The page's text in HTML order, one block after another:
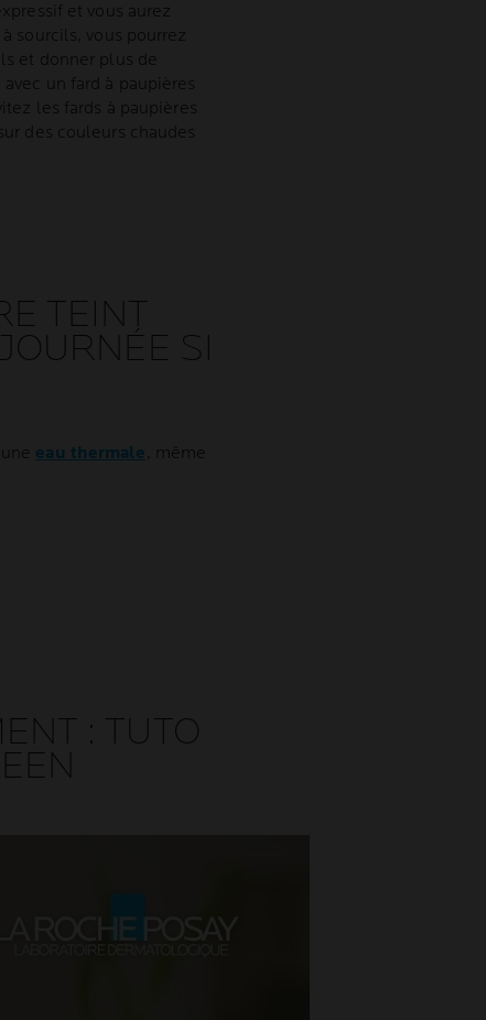
et vous aurez
sourcils, vous pourrez
et donner plus de
un fard à paupières
les fards à paupières
des couleurs chaudes
TEINT
SI
eau thermale , même
: TUTO